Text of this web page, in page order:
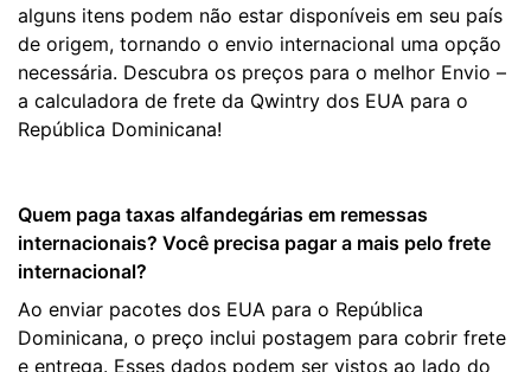
alguns itens podem não estar disponíveis em seu país
de origem, tornando o envio internacional uma opção
necessária. Descubra os preços para o melhor Envio –
a calculadora de frete da Qwintry dos EUA para o
República Dominicana!
Quem paga taxas alfandegárias em remessas
internacionais? Você precisa pagar a mais pelo frete
internacional?
Ao enviar pacotes dos EUA para o República
Dominicana, o preço inclui postagem para cobrir frete
e entrega. Esses dados podem ser vistos ao lado do